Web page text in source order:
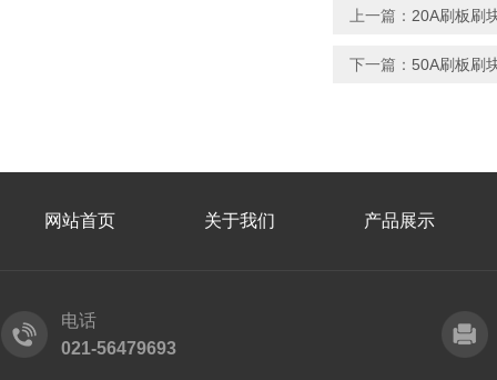
上一篇： 20A刷板刷
下一篇： 50A刷板刷
网站首页 关于我们 产品展示
电话
021-56479693